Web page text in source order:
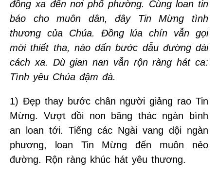
đồng xa đến nơi phố phường. Cùng loan tin
báo cho muôn dân, đây Tin Mừng tình
thương của Chúa. Đồng lúa chín vẫn gọi
mời thiết tha, nào dấn bước dẫu đường dài
cách xa. Dù gian nan vẫn rộn ràng hát ca:
Tình yêu Chúa đậm đà.
1) Đẹp thay bước chân người giảng rao Tin
Mừng. Vượt đồi non băng thác ngàn bình
an loan tới. Tiếng các Ngài vang dội ngàn
phương, loan Tin Mừng đến muôn nẻo
đường. Rộn ràng khúc hát yêu thương.